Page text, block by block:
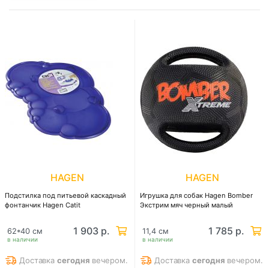
HAGEN
Подстилка под питьевой каскадный
фонтанчик Hagen Catit
в наличии
62*40 см 1 903 р.
Доставкасегодня вечером.
HAGEN
Игрушка для собак Hagen Bomber
Экстрим мяч черный малый
в наличии
11,4 см 1 785 р.
Доставкасегодня вечером.